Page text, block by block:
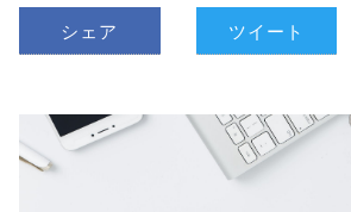
シェア ツイート